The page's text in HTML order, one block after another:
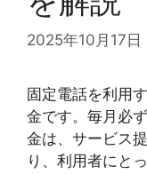
2025年10月17日
固定電話を利用
金です。毎月必
金は、サービス
り、利用者にと